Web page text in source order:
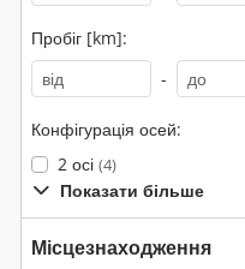
Пробіг [km]:
-
Конфігурація осей:
2 осі (4)
Показати більше
Місцезнаходження